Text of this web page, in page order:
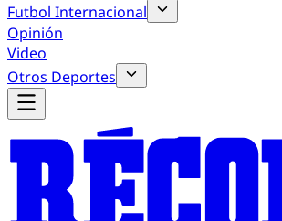
Futbol Internacional
Opinión
Video
Otros Deportes